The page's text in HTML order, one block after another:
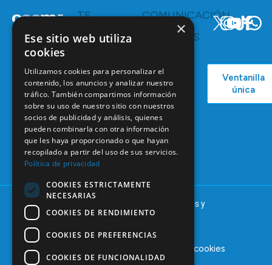
C/ Mauricio
Legendre,
28046
Madrid
91 561 29 05
informacion@coem.org.es
TE
Servicios y
Bolsa de
Empleo
Formación
Continuada
Tablón de
anuncios
COMUNICACIÓN
RECURSOS
Podcast
Actualidad
Ventanilla
única
© 2025 – COEM – Colegio Oficial de Odontólogos y
Estomatólogos de la I región
Aviso legal Política de cookies
×
Ese sitio web utiliza
cookies
Utilizamos cookies para personalizar el
contenido, los anuncios y analizar nuestro
tráfico. También compartimos información
sobre su uso de nuestro sitio con nuestros
socios de publicidad y análisis, quienes
pueden combinarla con otra información
que les haya proporcionado o que hayan
recopilado a partir del uso de sus servicios.
Política de privacidad
COOKIES ESTRICTAMENTE
NECESARIAS
COOKIES DE RENDIMIENTO
COOKIES DE PREFERENCIAS
COOKIES DE FUNCIONALIDAD